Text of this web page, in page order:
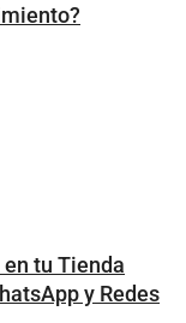
tu Tienda
y Redes